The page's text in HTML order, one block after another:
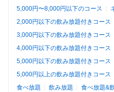
5,000円〜8,000円以下のコース
2,000円以下の飲み放題付きコース
3,000円以下の飲み放題付きコース
4,000円以下の飲み放題付きコース
5,000円以下の飲み放題付きコース
5,000円以上の飲み放題付きコース
食べ放題
飲み放題 食べ放題&